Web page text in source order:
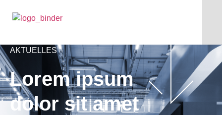
AKTUELLES
Lorem ipsum
dolor sit amet